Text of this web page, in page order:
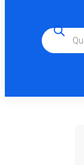
Búsqueda
de
productos